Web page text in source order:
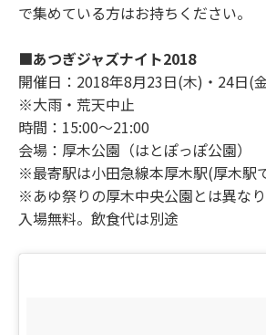
で集めている方はお持ちください。
■あつぎジャズナイト2018
開催日：2018年8月23日(木)・24日(
※大雨・荒天中止
時間：15:00～21:00
会場：厚木公園（はとぽっぽ公園）
※最寄駅は小田急線本厚木駅(厚木駅
※あゆ祭りの厚木中央公園とは異なり
入場無料。飲食代は別途